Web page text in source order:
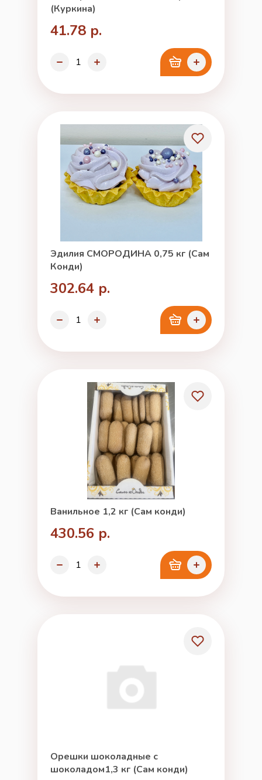
(Куркина)
41.78 р.
Эдилия СМОРОДИНА 0,75 кг (Сам
Конди)
302.64 р.
Ванильное 1,2 кг (Сам конди)
430.56 р.
Орешки шоколадные с
шоколадом1,3 кг (Сам конди)